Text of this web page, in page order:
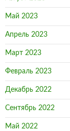
Май 2023
Апрель 2023
Март 2023
Февраль 2023
Декабрь 2022
Сентябрь 2022
Май 2022